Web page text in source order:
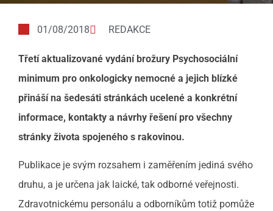
01/08/2018 REDAKCE
Třetí aktualizované vydání brožury Psychosociální
minimum pro onkologicky nemocné a jejich blízké
přináší na šedesáti stránkách ucelené a konkrétní
informace, kontakty a návrhy řešení pro všechny
stránky života spojeného s rakovinou.
Publikace je svým rozsahem i zaměřením jediná svého
druhu, a je určena jak laické, tak odborné veřejnosti.
Zdravotnickému personálu a odborníkům totiž pomůže